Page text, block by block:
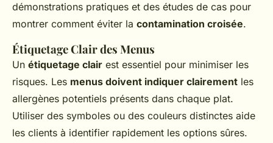
démonstrations pratiques et des études de cas pour
montrer comment éviter la contamination croisée.
Étiquetage Clair des Menus
Un étiquetage clair est essentiel pour minimiser les
risques. Les menus doivent indiquer clairement les
allergènes potentiels présents dans chaque plat.
Utiliser des symboles ou des couleurs distinctes aide
les clients à identifier rapidement les options sûres.